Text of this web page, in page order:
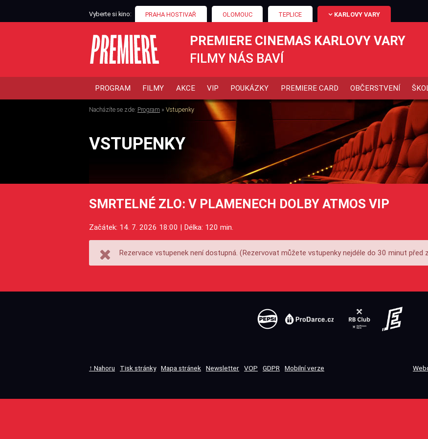
Vyberte si kino: PRAHA HOSTIVAŘ OLOMOUC TEPLICE KARLOVY VARY
PREMIERE CINEMAS KARLOVY VARY
FILMY NÁS BAVÍ
PROGRAM FILMY AKCE VIP POUKÁZKY PREMIERE CARD OBČERSTVENÍ
Nacházíte se zde: Program » Vstupenky
VSTUPENKY
SMRTELNÉ ZLO: V PLAMENECH DOLBY ATMOS VIP
Začátek: 14. 7. 2026 18:00 | Délka: 120 min.
Rezervace vstupenek není dostupná. (Rezervovat můžete vstupenky nejdéle do 30 minut před
↑ Nahoru Tisk stránky Mapa stránek Newsletter VOP GDPR Mobilní verze